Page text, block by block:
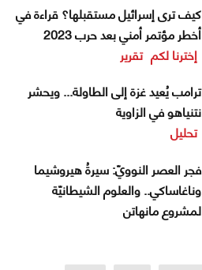
كيف ترى إسرائيل مستقبلها؟ قراءة في
أخطر مؤتمر أمني بعد حرب 2023
إخترنا لكم تقرير
ترامب يُعيد غزة إلى الطاولة... ويحشر
نتنياهو في الزاوية
تحليل
فجر العصر النوويّ: سيرةُ هيروشيما
وناغاساكي.. والعلوم الشيطانيّة
لمشروع مانهاتن